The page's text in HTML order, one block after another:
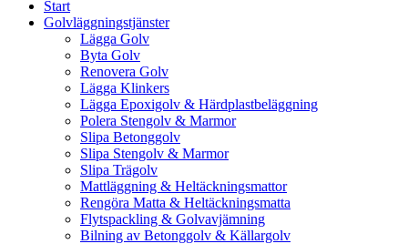
Start
Golvläggningstjänster
Lägga Golv
Byta Golv
Renovera Golv
Lägga Klinkers
Lägga Epoxigolv & Härdplastbeläggning
Polera Stengolv & Marmor
Slipa Betonggolv
Slipa Stengolv & Marmor
Slipa Trägolv
Mattläggning & Heltäckningsmattor
Rengöra Matta & Heltäckningsmatta
Flytspackling & Golvavjämning
Bilning av Betonggolv & Källargolv